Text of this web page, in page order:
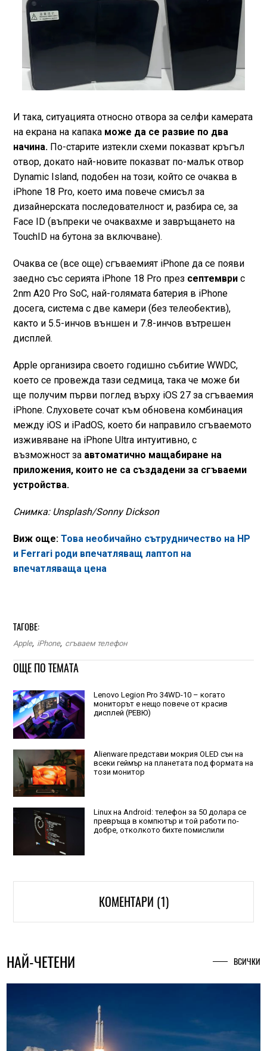
И така, ситуацията относно отвора за селфи камерата
на екрана на капакаможе да се развие по два
начина. По-старите изтекли схеми показват кръгъл
отвор, докато най-новите показват по-малък отвор
Dynamic Island, подобен на този, който се очаква в
iPhone 18 Pro, което има повече смисъл за
дизайнерската последователност и, разбира се, за
Face ID (въпреки че очаквахме и завръщането на
TouchID на бутона за включване).
Очаква се (все още) сгъваемият iPhone да се появи
заедно със серията iPhone 18 Pro през септемврис
2nm A20 Pro SoC, най-голямата батерия в iPhone
досега, система с две камери (без телеобектив),
както и 5.5-инчов външен и 7.8-инчов вътрешен
дисплей.
Apple организира своето годишно събитие WWDC,
което се провежда тази седмица, така че може би
ще получим първи поглед върху iOS 27 за сгъваемия
iPhone. Слуховете сочат към обновена комбинация
между iOS и iPadOS, което би направило сгъваемото
изживяване на iPhone Ultra интуитивно, с
възможност заавтоматично мащабиране на
приложения, които не са създадени за сгъваеми
устройства.
Снимка: Unsplash/Sonny Dickson
Виж още: Това необичайно сътрудничество на HP
и Ferrari роди впечатляващ лаптоп на
впечатляваща цена
ТАГОВЕ:
Apple, iPhone, сгъваем телефон
ОЩЕ ПО ТЕМАТА
Lenovo Legion Pro 34WD-10 – когато
мониторът е нещо повече от красив
дисплей (РЕВЮ)
Alienware представи мокрия OLED сън на
всеки геймър на планетата под формата на
този монитор
Linux на Android: телефон за 50 долара се
превръща в компютър и той работи по-
добре, отколкото бихте помислили
КОМЕНТАРИ (1)
НАЙ-ЧЕТЕНИ ВСИЧКИ